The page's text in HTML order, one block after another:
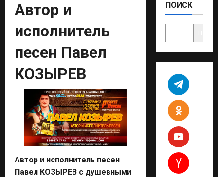
Автор и
исполнитель
песен Павел
КОЗЫРЕВ
Автор и исполнитель песен
Павел КОЗЫРЕВ с душевными
ПОИСК